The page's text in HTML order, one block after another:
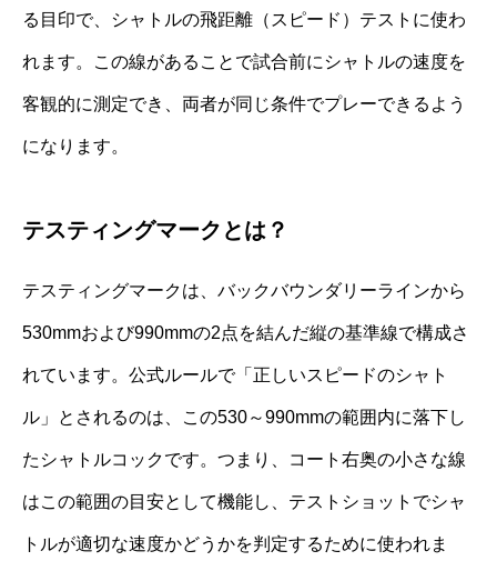
る目印で、シャトルの飛距離（スピード）テストに使わ
れます。この線があることで試合前にシャトルの速度を
客観的に測定でき、両者が同じ条件でプレーできるよう
になります。
テスティングマークとは？
テスティングマークは、バックバウンダリーラインから
530mmおよび990mmの2点を結んだ縦の基準線で構成さ
れています。公式ルールで「正しいスピードのシャト
ル」とされるのは、この530～990mmの範囲内に落下し
たシャトルコックです。つまり、コート右奥の小さな線
はこの範囲の目安として機能し、テストショットでシャ
トルが適切な速度かどうかを判定するために使われま